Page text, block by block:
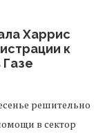
Харрис
к
решительно
в сектор